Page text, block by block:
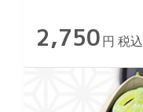
2,750 円 税込